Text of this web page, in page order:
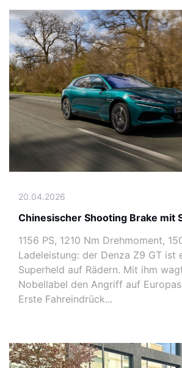
20.04.2026
Chinesischer Shooting Brake mit
1156 PS, 1210 Nm Drehmoment,
Ladeleistung: der Denza Z9 GT ist
Superheld auf Rädern. Mit ihm
Nobellabel den Angriff auf
Erste Fahreindrück...